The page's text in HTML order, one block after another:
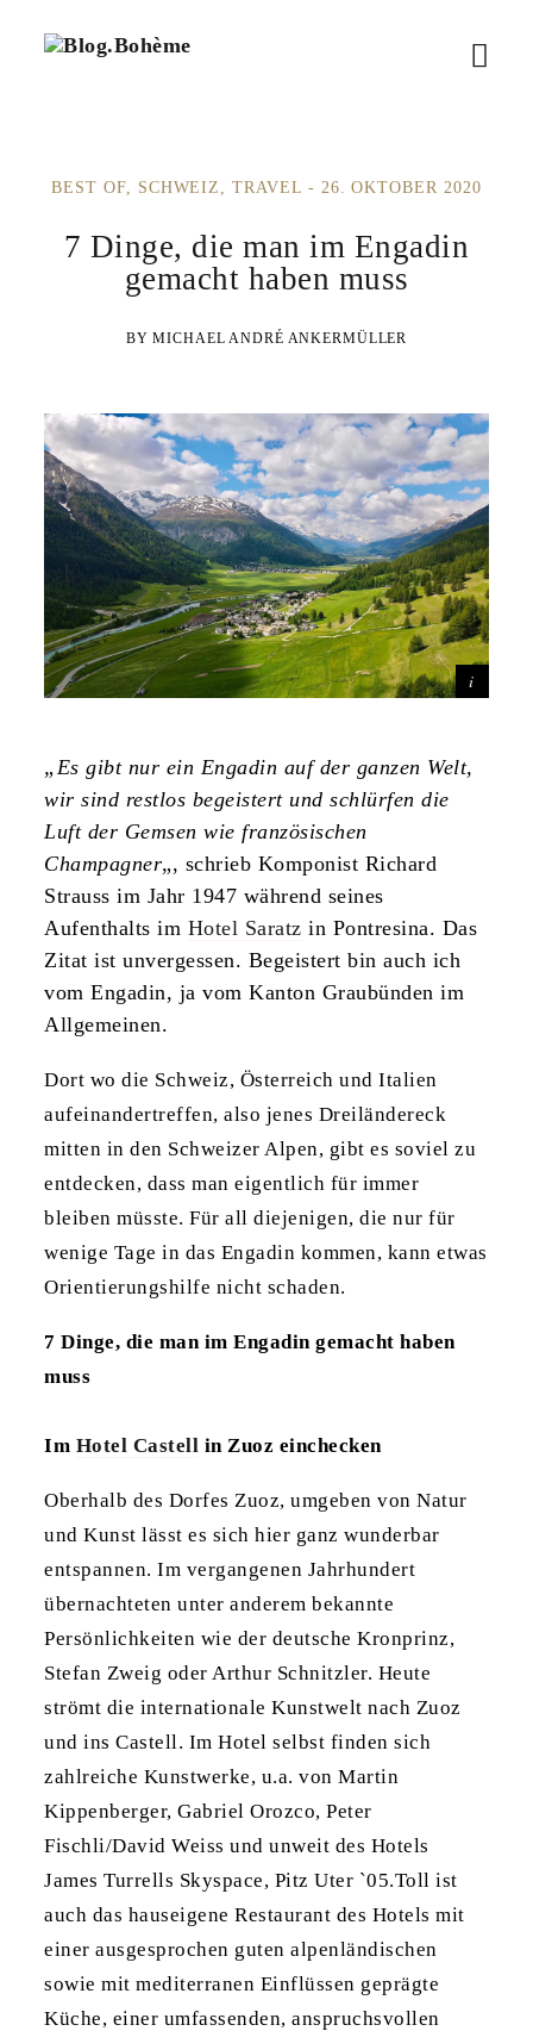
B
o
M
ü
e
n
BEST OF SCHWEIZ TRAVEL 26. OKTOBER 2020
7 Dinge, die man im Engadin
gemacht haben muss
MICHAEL ANDRÉ ANKERMÜLLER
„Es gibt nur ein Engadin auf der ganzen Welt,
wir sind restlos begeistert und schlürfen die
Luft der Gemsen wie französischen
Champagner„, schrieb Komponist Richard
Strauss im Jahr 1947 während seines
Aufenthalts im Hotel Saratz in Pontresina. Das
Zitat ist unvergessen. Begeistert bin auch ich
vom Engadin, ja vom Kanton Graubünden im
Allgemeinen.
Dort wo die Schweiz, Österreich und Italien
aufeinandertreffen, also jenes Dreiländereck
mitten in den Schweizer Alpen, gibt es soviel zu
entdecken, dass man eigentlich für immer
bleiben müsste. Für all diejenigen, die nur für
wenige Tage in das Engadin kommen, kann etwas
Orientierungshilfe nicht schaden.
7 Dinge, die man im Engadin gemacht haben
muss
Im Hotel Castell in Zuoz einchecken
Oberhalb des Dorfes Zuoz, umgeben von Natur
und Kunst lässt es sich hier ganz wunderbar
entspannen. Im vergangenen Jahrhundert
übernachteten unter anderem bekannte
Persönlichkeiten wie der deutsche Kronprinz,
Stefan Zweig oder Arthur Schnitzler. Heute
strömt die internationale Kunstwelt nach Zuoz
und ins Castell. Im Hotel selbst finden sich
zahlreiche Kunstwerke, u.a. von Martin
Kippenberger, Gabriel Orozco, Peter
Fischli/David Weiss und unweit des Hotels
James Turrells Skyspace, Pitz Uter `05.Toll ist
auch das hauseigene Restaurant des Hotels mit
einer ausgesprochen guten alpenländischen
sowie mit mediterranen Einflüssen geprägte
Küche, einer umfassenden, anspruchsvollen